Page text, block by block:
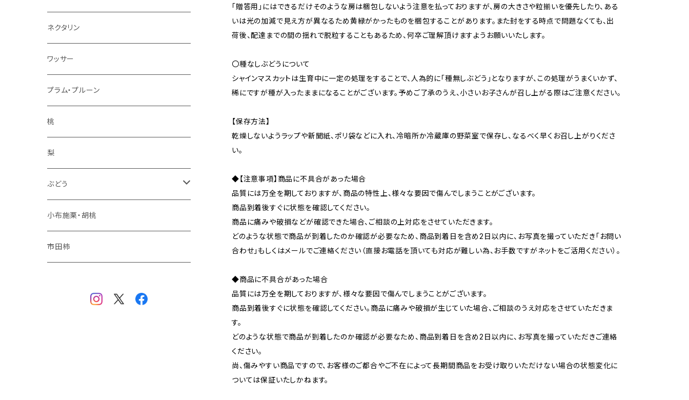
「贈答用」にはできるだけそのような房は梱包しないよう注意を払っておりますが、房の大きさや粒揃いを優先したり、ある
いは光の加減で見え方が異なるため黄緑がかったものを梱包することがあります。また封をする時点で問題なくても、出
荷後、配達までの間の揺れで脱粒することもあるため、何卒ご理解頂けますようお願いいたします。
〇種なしぶどうについて
シャインマスカットは生育中に一定の処理をすることで、人為的に「種無しぶどう」となりますが、この処理がうまくいかず、
稀にですが種が入ったままになることがございます。予めご了承のうえ、小さいお子さんが召し上がる際はご注意ください。
【保存方法】
乾燥しないようラップや新聞紙、ポリ袋などに入れ、冷暗所か冷蔵庫の野菜室で保存し、なるべく早くお召し上がりくださ
い。
◆【注意事項】商品に不具合があった場合
品質には万全を期しておりますが、商品の特性上、様々な要因で傷んでしまうことがございます。
商品到着後すぐに状態を確認してください。
商品に痛みや破損などが確認できた場合、ご相談の上対応をさせていただきます。
どのような状態で商品が到着したのか確認が必要なため、商品到着日を含め2日以内に、お写真を撮っていただき「お問い
合わせ」もしくはメールでご連絡ください（直接お電話を頂いても対応が難しい為、お手数ですがネットをご活用ください）。
◆商品に不具合があった場合
品質には万全を期しておりますが、様々な要因で傷んでしまうことがございます。
商品到着後すぐに状態を確認してください。商品に痛みや破損が生じていた場合、ご相談のうえ対応をさせていただきま
す。
どのような状態で商品が到着したのか確認が必要なため、商品到着日を含め2日以内に、お写真を撮っていただきご連絡
ください。
尚、傷みやすい商品ですので、お客様のご都合やご不在によって長期間商品をお受け取りいただけない場合の状態変化に
ついては保証いたしかねます。
紅玉
シナノゴールド
ぐんま名月
王林
サンふじ
冬りんご
夏りんご
秋りんご
ドライフルーツ
アルコール
冷凍フルーツ
コンポート
ネクタリン
ワッサー
プラム・プルーン
桃
梨
ぶどう
シャインマスカット
ナガノパープル
小布施栗・胡桃
市田柿